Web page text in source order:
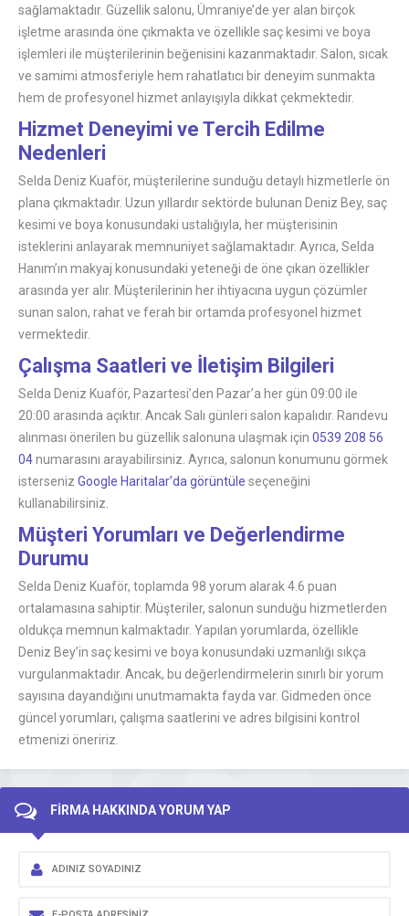
sağlamaktadır. Güzellik salonu, Ümraniye’de yer alan birçok
işletme arasında öne çıkmakta ve özellikle saç kesimi ve boya
işlemleri ile müşterilerinin beğenisini kazanmaktadır. Salon, sıcak
ve samimi atmosferiyle hem rahatlatıcı bir deneyim sunmakta
hem de profesyonel hizmet anlayışıyla dikkat çekmektedir.
Hizmet Deneyimi ve Tercih Edilme
Nedenleri
Selda Deniz Kuaför, müşterilerine sunduğu detaylı hizmetlerle ön
plana çıkmaktadır. Uzun yıllardır sektörde bulunan Deniz Bey, saç
kesimi ve boya konusundaki ustalığıyla, her müşterisinin
isteklerini anlayarak memnuniyet sağlamaktadır. Ayrıca, Selda
Hanım’ın makyaj konusundaki yeteneği de öne çıkan özellikler
arasında yer alır. Müşterilerinin her ihtiyacına uygun çözümler
sunan salon, rahat ve ferah bir ortamda profesyonel hizmet
vermektedir.
Çalışma Saatleri ve İletişim Bilgileri
Selda Deniz Kuaför, Pazartesi’den Pazar’a her gün 09:00 ile
20:00 arasında açıktır. Ancak Salı günleri salon kapalıdır. Randevu
alınması önerilen bu güzellik salonuna ulaşmak için 0539 208 56
04numarasını arayabilirsiniz. Ayrıca, salonun konumunu görmek
isterseniz Google Haritalar’da görüntüle seçeneğini
kullanabilirsiniz.
Müşteri Yorumları ve Değerlendirme
Durumu
Selda Deniz Kuaför, toplamda 98 yorum alarak 4.6 puan
ortalamasına sahiptir. Müşteriler, salonun sunduğu hizmetlerden
oldukça memnun kalmaktadır. Yapılan yorumlarda, özellikle
Deniz Bey’in saç kesimi ve boya konusundaki uzmanlığı sıkça
vurgulanmaktadır. Ancak, bu değerlendirmelerin sınırlı bir yorum
sayısına dayandığını unutmamakta fayda var. Gidmeden önce
güncel yorumları, çalışma saatlerini ve adres bilgisini kontrol
etmenizi öneririz.
FİRMA HAKKINDA YORUM YAP